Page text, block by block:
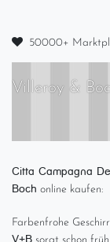
50000+
Villeroy &
Citta Campagna
Boch online kaufen:
Farbenfrohe
V+B